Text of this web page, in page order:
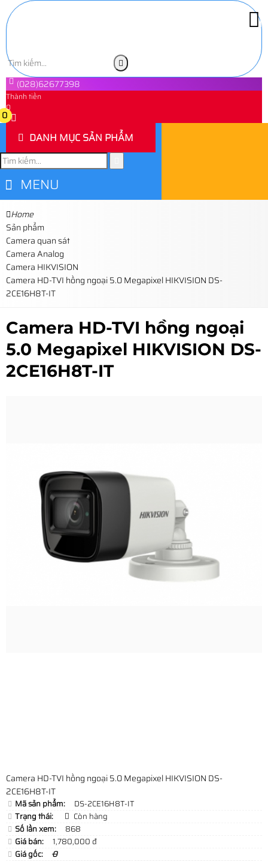
(028)62677398
Thành tiền
0
0
DANH MỤC SẢN PHẨM
MENU
Home
Sản phẩm
Camera quan sát
Camera Analog
Camera HIKVISION
Camera HD-TVI hồng ngoại 5.0 Megapixel HIKVISION DS-
2CE16H8T-IT
Camera HD-TVI hồng ngoại
5.0 Megapixel HIKVISION DS-
2CE16H8T-IT
Camera HD-TVI hồng ngoại 5.0 Megapixel HIKVISION DS-
2CE16H8T-IT
Mã sản phẩm:
DS-2CE16H8T-IT
Trạng thái:
Còn hàng
Số lần xem:
868
Giá bán:
1,780,000 đ
Giá gốc:
0